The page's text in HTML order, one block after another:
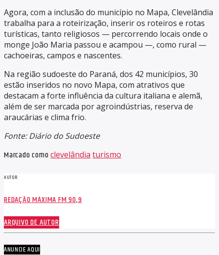
Agora, com a inclusão do município no Mapa, Clevelândia
trabalha para a roteirização, inserir os roteiros e rotas
turísticas, tanto religiosos — percorrendo locais onde o
monge João Maria passou e acampou —, como rural —
cachoeiras, campos e nascentes.
Na região sudoeste do Paraná, dos 42 municípios, 30
estão inseridos no novo Mapa, com atrativos que
destacam a forte influência da cultura italiana e alemã,
além de ser marcada por agroindústrias, reserva de
araucárias e clima frio.
Fonte: Diário do Sudoeste
Marcado comoclevelândia turismo
AUTOR
REDAÇÃO MÁXIMA FM 90,9
ARQUIVO DE AUTOR
ANUNCIE AQUI